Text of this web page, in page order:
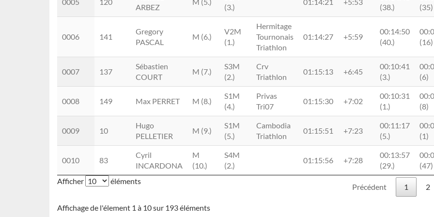
ARBEZ
(3.)
(38.)
(35)
0006 141
Gregory
PASCAL
M (6.)
V2M
(1.)
Hermitage
Tournonais
Triathlon
01:14:27 +5:59
00:14:50
(40.)
(16)
0007 137
Sébastien
COURT
M (7.)
S3M
(2.)
Crv
Triathlon
01:15:13 +6:45
00:10:41
(3.)
(6)
0008 149 Max PERRET M (8.)
S1M
(4.)
Privas
Tri07
01:15:30 +7:02
00:10:31
(1.)
(8)
0009 10
Hugo
PELLETIER
M (9.)
S1M
(5.)
Cambodia
Triathlon
01:15:51 +7:23
00:11:17
(5.)
(1)
0010 83
Cyril
INCARDONA
M
(10.)
S4M
(2.)
01:15:56 +7:28
00:13:57
(29.)
(47)
Afficher
éléments
Précédent 1 2
Affichage de l'élement 1 à 10 sur 193 éléments